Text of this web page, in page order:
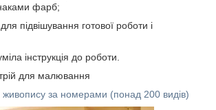
фарб;
підвішування готової роботи і
інструкція до роботи.
для малювання
живопису за номерами (понад 200 видів)